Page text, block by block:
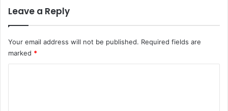
Leave a Reply
Your email address will not be published. Required fields are
marked *